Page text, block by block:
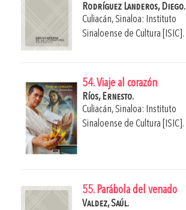
Rodríguez Landeros, Diego.
Culiacán, Sinaloa: Instituto
Sinaloense de Cultura [ISIC].
54. Viaje al corazón
Ríos, Ernesto.
Culiacán, Sinaloa: Instituto
Sinaloense de Cultura [ISIC].
55. Parábola del venado
Valdez, Saúl.